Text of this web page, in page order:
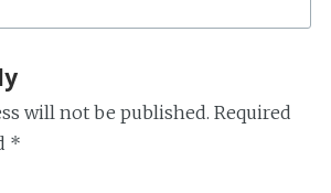
will not be published. Required
*